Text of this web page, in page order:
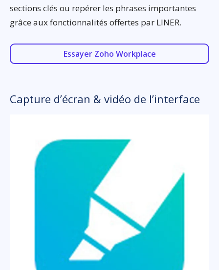
sections clés ou repérer les phrases importantes
grâce aux fonctionnalités offertes par LINER.
Essayer Zoho Workplace
Capture d’écran & vidéo de l’interface